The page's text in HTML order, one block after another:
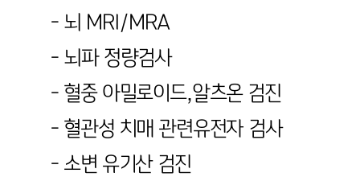
- 뇌 MRI/MRA
- 뇌파 정량검사
- 혈중 아밀로이드,알츠온 검진
- 혈관성 치매 관련유전자 검사
- 소변 유기산 검진